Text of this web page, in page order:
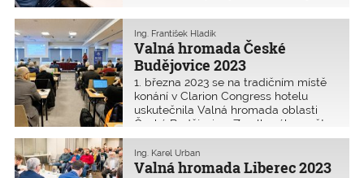
pozvaných autorizovaných osob (1,74
%) a 28 hostů.
Valná hromada České
Budějovice 2023
Ing. František Hladík
1. března 2023 se na tradičním místě
konání v Clarion Congress hotelu
uskutečnila Valná hromada oblasti
České Budějovice. Z celkového počtu
1810 členů oblasti bylo přítomno 105,
tj. 6 % autorizovaných osob.
Valná hromada Liberec 2023
Ing. Karel Urban